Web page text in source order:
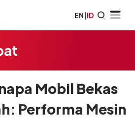
EN|ID
Mobil Bekas
Performa Mesin